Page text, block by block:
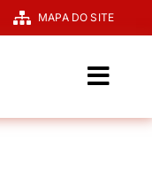
MAPA DO SITE